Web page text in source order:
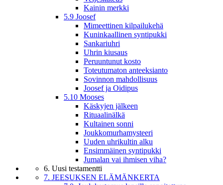
Kainin merkki
5.9 Joosef
Mimeettinen kilpailukehä
Kuninkaallinen syntipukki
Sankariuhri
Uhrin kiusaus
Peruuntunut kosto
Toteutumaton anteeksianto
Sovinnon mahdollisuus
Joosef ja Oidipus
5.10 Mooses
Käskyjen jälkeen
Rituaalinälkä
Kultainen sonni
Joukkomurhamysteeri
Uuden uhrikultin alku
Ensimmäinen syntipukki
Jumalan vai ihmisen viha?
6. Uusi testamentti
7. JEESUKSEN ELÄMÄNKERTA